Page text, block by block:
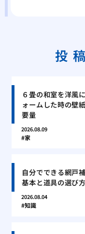
投
６畳の和室を洋風
ォームした時の壁
要量
2026.08.09
家
自分でできる網戸
基本と道具の選び方
2026.08.04
知識